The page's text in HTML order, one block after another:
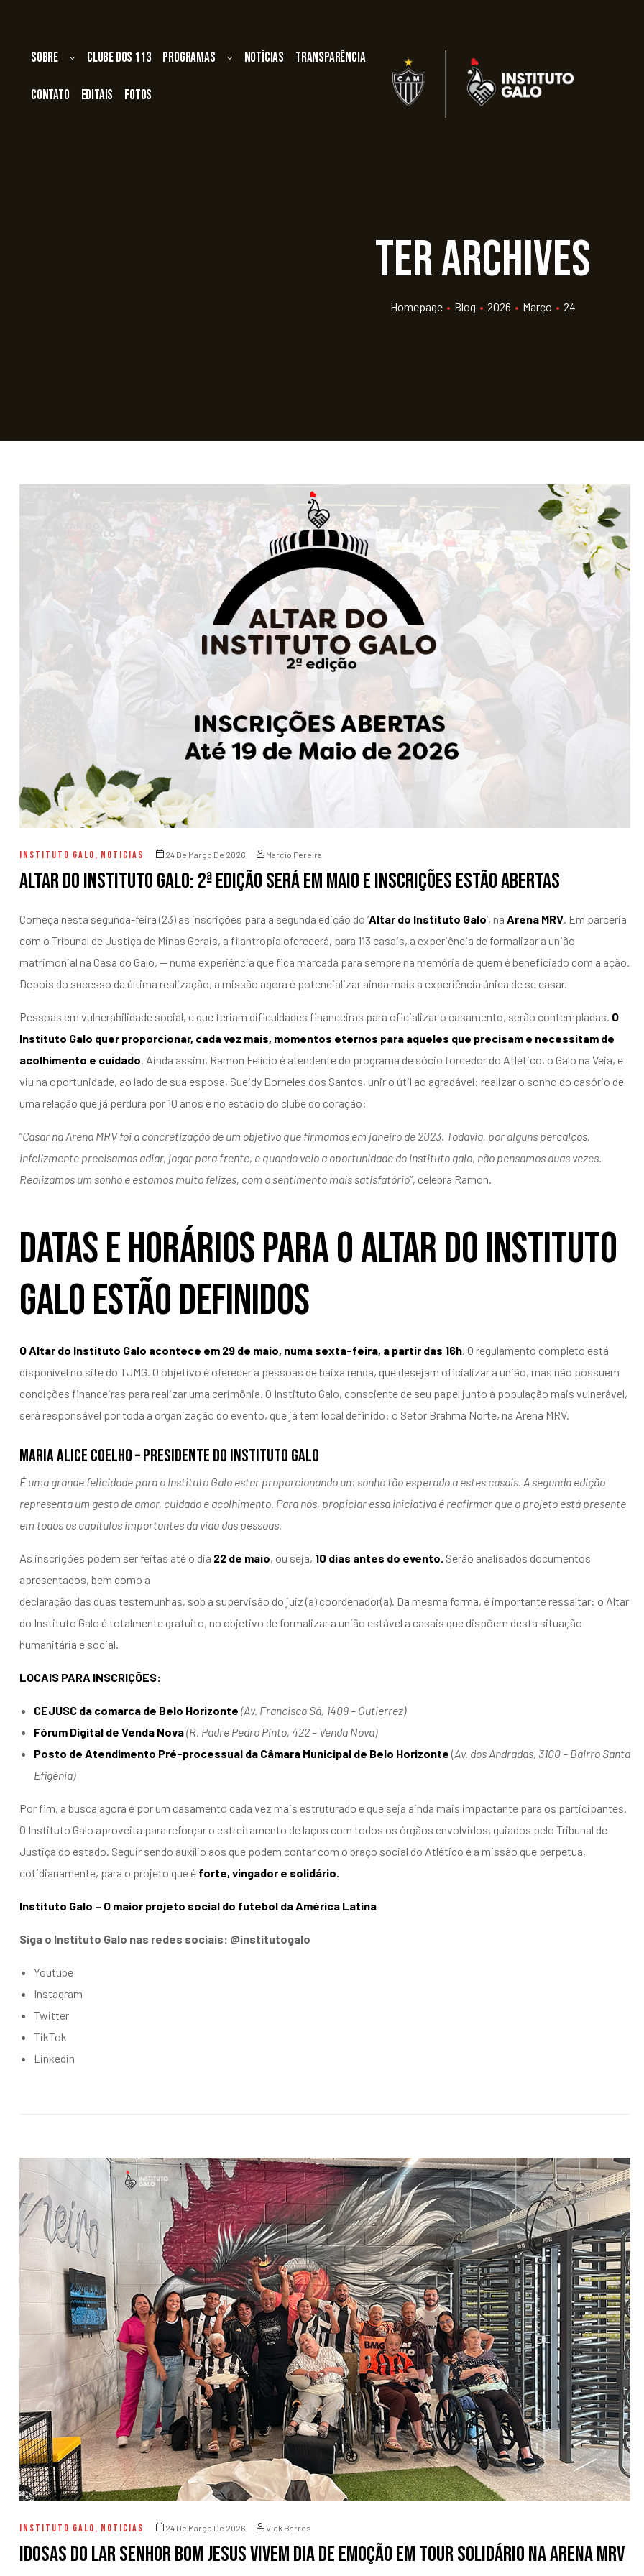
Sobre Clube dos 113 Programas Notícias Transparência
Contato Editais Fotos
ter Archives
Homepage • Blog • 2026 • Março • 24
INSTITUTO GALO, NOTICIAS 24 De Março De 2026 Marcio Pereira
Altar do Instituto Galo: 2ª edição será em maio e inscrições estão abertas
Começa nesta segunda-feira (23) as inscrições para a segunda edição do ‘Altar do Instituto Galo‘, na Arena MRV. Em parceria
com o Tribunal de Justiça de Minas Gerais, a filantropia oferecerá, para 113 casais, a experiência de formalizar a união
matrimonial na Casa do Galo, — numa experiência que fica marcada para sempre na memória de quem é beneficiado com a ação.
Depois do sucesso da última realização, a missão agora é potencializar ainda mais a experiência única de se casar.
Pessoas em vulnerabilidade social, e que teriam dificuldades financeiras para oficializar o casamento, serão contempladas. O
Instituto Galo quer proporcionar, cada vez mais, momentos eternos para aqueles que precisam e necessitam de
acolhimento e cuidado. Ainda assim, Ramon Felício é atendente do programa de sócio torcedor do Atlético, o Galo na Veia, e
viu na oportunidade, ao lado de sua esposa, Sueidy Dorneles dos Santos, unir o útil ao agradável: realizar o sonho do casório de
uma relação que já perdura por 10 anos e no estádio do clube do coração:
“Casar na Arena MRV foi a concretização de um objetivo que firmamos em janeiro de 2023. Todavia, por alguns percalços,
infelizmente precisamos adiar, jogar para frente, e quando veio a oportunidade do Instituto galo, não pensamos duas vezes.
Realizamos um sonho e estamos muito felizes, com o sentimento mais satisfatório“, celebra Ramon.
Datas e horários para o Altar do Instituto
Galo estão definidos
O Altar do Instituto Galo acontece em 29 de maio, numa sexta-feira, a partir das 16h. O regulamento completo está
disponível no site do TJMG. O objetivo é oferecer a pessoas de baixa renda, que desejam oficializar a união, mas não possuem
condições financeiras para realizar uma cerimônia. O Instituto Galo, consciente de seu papel junto à população mais vulnerável,
será responsável por toda a organização do evento, que já tem local definido: o Setor Brahma Norte, na Arena MRV.
MARIA ALICE COELHO – PRESIDENTE DO INSTITUTO GALO
É uma grande felicidade para o Instituto Galo estar proporcionando um sonho tão esperado a estes casais. A segunda edição
representa um gesto de amor, cuidado e acolhimento. Para nós, propiciar essa iniciativa é reafirmar que o projeto está presente
em todos os capítulos importantes da vida das pessoas.
As inscrições podem ser feitas até o dia 22 de maio, ou seja, 10 dias antes do evento. Serão analisados documentos
apresentados, bem como a
declaração das duas testemunhas, sob a supervisão do juiz (a) coordenador(a). Da mesma forma, é importante ressaltar: o Altar
do Instituto Galo é totalmente gratuito, no objetivo de formalizar a união estável a casais que dispõem desta situação
humanitária e social.
LOCAIS PARA INSCRIÇÕES:
CEJUSC da comarca de Belo Horizonte (Av. Francisco Sá, 1409 – Gutierrez)
Fórum Digital de Venda Nova(R. Padre Pedro Pinto, 422 – Venda Nova)
Posto de Atendimento Pré-processual da Câmara Municipal de Belo Horizonte (Av. dos Andradas, 3100 – Bairro Santa
Efigênia)
Por fim, a busca agora é por um casamento cada vez mais estruturado e que seja ainda mais impactante para os participantes.
O Instituto Galo aproveita para reforçar o estreitamento de laços com todos os órgãos envolvidos, guiados pelo Tribunal de
Justiça do estado. Seguir sendo auxílio aos que podem contar com o braço social do Atlético é a missão que perpetua,
cotidianamente, para o projeto que é forte, vingador e solidário.
Instituto Galo – O maior projeto social do futebol da América Latina
Siga o Instituto Galo nas redes sociais: @institutogalo
Youtube
Instagram
Twitter
TikTok
Linkedin
INSTITUTO GALO, NOTICIAS 24 De Março De 2026 Vick Barros
Idosas do Lar Senhor Bom Jesus vivem dia de emoção em Tour Solidário na Arena MRV